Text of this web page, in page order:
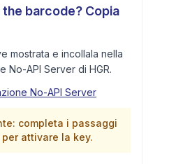
barcode? Copia
mostrata e incollala nella
No-API Server di HGR.
No-API Server
completa i passaggi
attivare la key.